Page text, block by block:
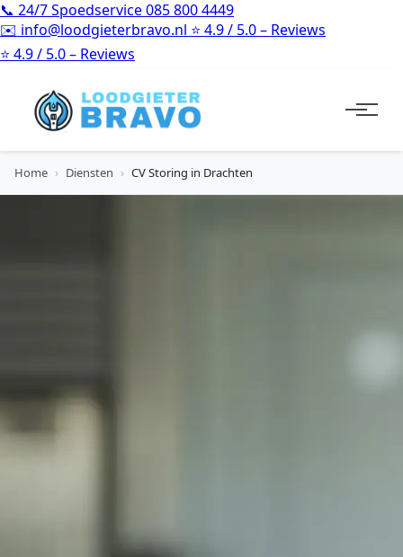
📞 24/7 Spoedservice085 800 4449
✉️ info@loodgieterbravo.nl ⭐ 4.9 / 5.0 – Reviews
⭐ 4.9 / 5.0 – Reviews
Home › Diensten › CV Storing in Drachten